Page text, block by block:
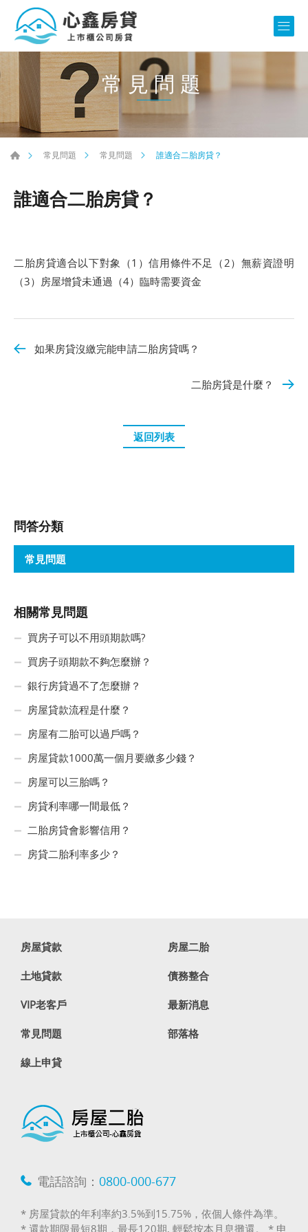
常見問題
常見問題 常見問題 誰適合二胎房貸？
誰適合二胎房貸？
二胎房貸適合以下對象（1）信用條件不足（2）無薪資證明
（3）房屋增貸未通過（4）臨時需要資金
如果房貸沒繳完能申請二胎房貸嗎？
二胎房貸是什麼？
返回列表
問答分類
常見問題
相關常見問題
買房子可以不用頭期款嗎?
買房子頭期款不夠怎麼辦？
銀行房貸過不了怎麼辦？
房屋貸款流程是什麼？
房屋有二胎可以過戶嗎？
房屋貸款1000萬一個月要繳多少錢？
房屋可以三胎嗎？
房貸利率哪一間最低？
二胎房貸會影響信用？
房貸二胎利率多少？
房屋貸款 房屋二胎
土地貸款 債務整合
VIP老客戶 最新消息
常見問題 部落格
線上申貸
電話諮詢： 0800-000-677
* 房屋貸款的年利率約3.5%到15.75%，依個人條件為準。
* 還款期限最短8期，最長120期, 輕鬆按本月息攤還。 * 申